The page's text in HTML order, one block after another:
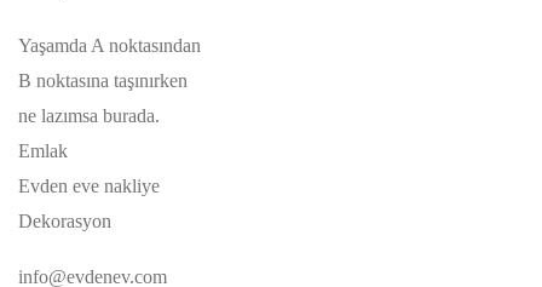
Yaşamda A noktasından
B noktasına taşınırken
ne lazımsa burada.
Emlak
Evden eve nakliye
Dekorasyon
info@evdenev.com